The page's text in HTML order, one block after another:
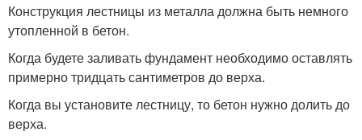
Конструкция лестницы из металла должна быть немного
утопленной в бетон.
Когда будете заливать фундамент необходимо оставлять
примерно тридцать сантиметров до верха.
Когда вы установите лестницу, то бетон нужно долить до
верха.